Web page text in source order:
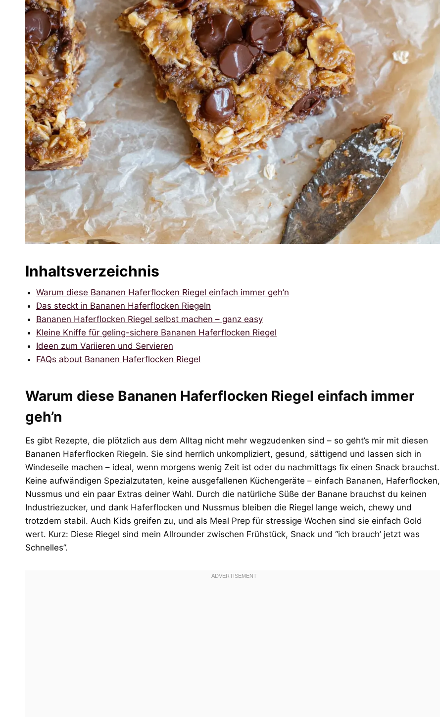
Inhaltsverzeichnis
Warum diese Bananen Haferflocken Riegel einfach immer geh’n
Das steckt in Bananen Haferflocken Riegeln
Bananen Haferflocken Riegel selbst machen – ganz easy
Kleine Kniffe für geling-sichere Bananen Haferflocken Riegel
Ideen zum Variieren und Servieren
FAQs about Bananen Haferflocken Riegel
Warum diese Bananen Haferflocken Riegel einfach immer
geh’n
Es gibt Rezepte, die plötzlich aus dem Alltag nicht mehr wegzudenken sind – so geht’s mir mit diesen
Bananen Haferflocken Riegeln. Sie sind herrlich unkompliziert, gesund, sättigend und lassen sich in
Windeseile machen – ideal, wenn morgens wenig Zeit ist oder du nachmittags fix einen Snack brauchst.
Keine aufwändigen Spezialzutaten, keine ausgefallenen Küchengeräte – einfach Bananen, Haferflocken,
Nussmus und ein paar Extras deiner Wahl. Durch die natürliche Süße der Banane brauchst du keinen
Industriezucker, und dank Haferflocken und Nussmus bleiben die Riegel lange weich, chewy und
trotzdem stabil. Auch Kids greifen zu, und als Meal Prep für stressige Wochen sind sie einfach Gold
wert. Kurz: Diese Riegel sind mein Allrounder zwischen Frühstück, Snack und “ich brauch’ jetzt was
Schnelles”.